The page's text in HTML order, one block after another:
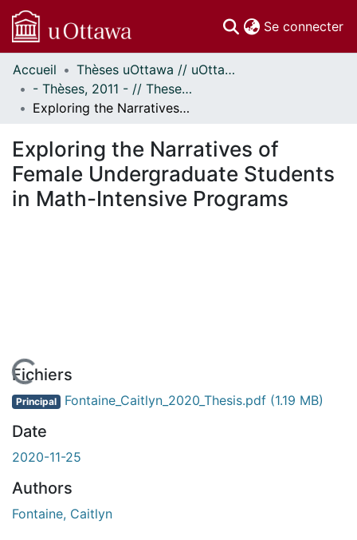
Se connecter
Communautés
et collections
Parcourir
À propos
Accueil
Thèses uOttawa // uOttawa Theses
- Thèses, 2011 - // Theses, 2011 -
Exploring the Narratives of Female Undergraduate Students in Math-Intensive Programs
Exploring the Narratives of
Female Undergraduate Students
in Math-Intensive Programs
En cours de chargement...
Fichiers
Principal Fontaine_Caitlyn_2020_Thesis.pdf (1.19 MB)
Date
2020-11-25
Authors
Fontaine, Caitlyn